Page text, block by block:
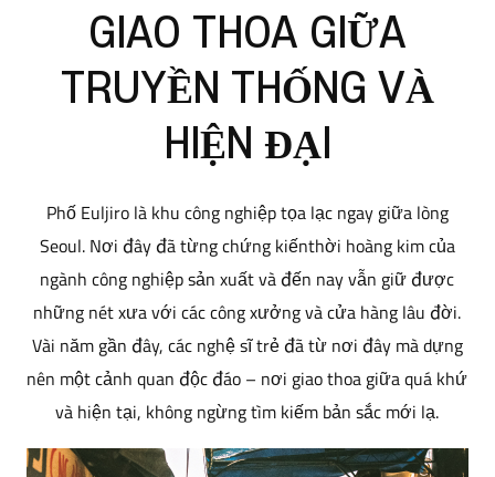
GIAO THOA GIỮA
TRUYỀN THỐNG VÀ
HIỆN ĐẠI
Phố Euljiro là khu công nghiệp tọa lạc ngay giữa lòng
Seoul. Nơi đây đã từng chứng kiếnthời hoàng kim của
ngành công nghiệp sản xuất và đến nay vẫn giữ được
những nét xưa với các công xưởng và cửa hàng lâu đời.
Vài năm gần đây, các nghệ sĩ trẻ đã từ nơi đây mà dựng
nên một cảnh quan độc đáo – nơi giao thoa giữa quá khứ
và hiện tại, không ngừng tìm kiếm bản sắc mới lạ.